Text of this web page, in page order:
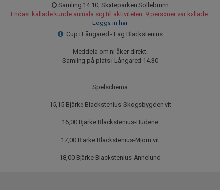
Samling 14:10, Skateparken Sollebrunn
Endast kallade kunde anmäla sig till aktiviteten. 9 personer var kallade.
Logga in här
Cup i Långared - Lag Blackstenius
Meddela om ni åker direkt.
Samling på plats i Långared 14.30
Spelschema
15,15 Bjärke Blackstenius-Skogsbygden vit
16,00 Bjärke Blackstenius-Hudene
17,00 Bjärke Blackstenius-Mjörn vit
18,00 Bjärke Blackstenius-Annelund